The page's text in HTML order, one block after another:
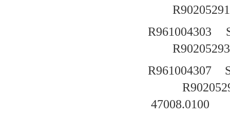
R961004303
R961004307
47008.0100